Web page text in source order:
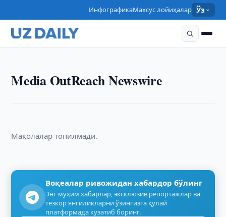
ИнфографикаМахсус лойиҳалар Ўз
Media OutReach Newswire
Мақолалар топилмади.
Воқеалар ривожидан хабардор бўлинг
Энг муҳим хабарлар, эксклюзив репортажлар ва
тезкор янгиликларни ўзингизга қулай
платформада кузатиб боринг.